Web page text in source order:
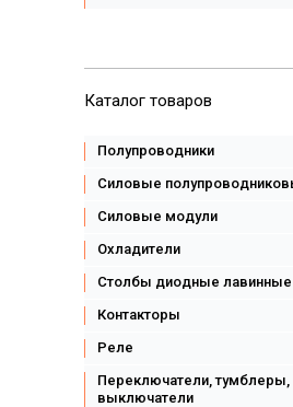
Каталог товаров
Полупроводники
Силовые
Силовые модули
Охладители
Столбы диодные лавинные
Контакторы
Реле
Переключатели,
выключатели